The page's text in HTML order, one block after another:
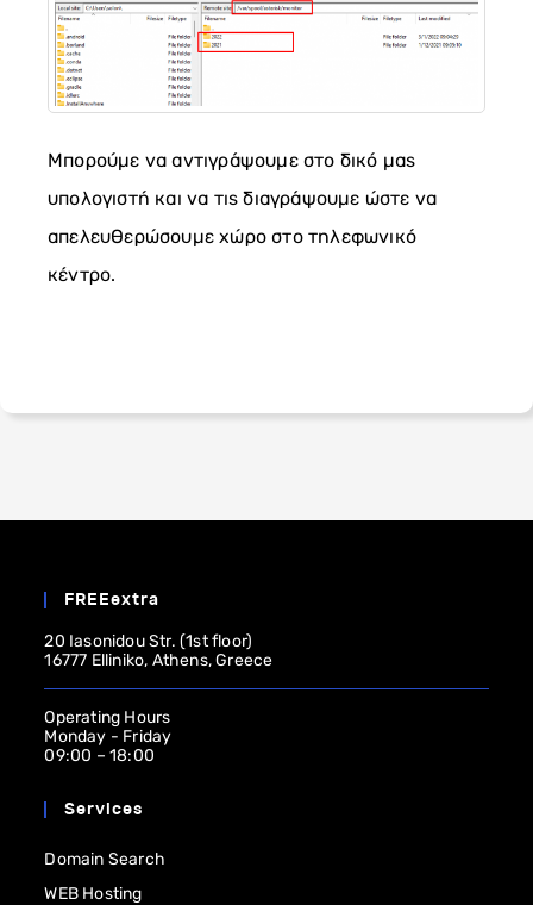
Μπορούμε να αντιγράψουμε στο δικό μας
υπολογιστή και να τις διαγράψουμε ώστε να
απελευθερώσουμε χώρο στο τηλεφωνικό
κέντρο.
FREEextra
20 Iasonidou Str. (1st floor)
16777 Elliniko, Athens, Greece
Operating Ηours
Monday - Friday
09:00 – 18:00
Services
Domain Search
WEB Hosting